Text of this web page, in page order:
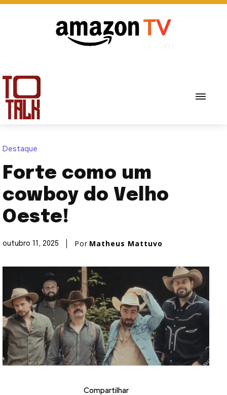
Destaque
Forte como um
cowboy do Velho
Oeste!
outubro 11, 2025 Por Matheus Mattuvo
Compartilhar